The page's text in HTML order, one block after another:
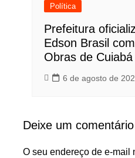
Política
Prefeitura
Edson Brasil
Obras de Cuiabá
6 de agosto de
Deixe um comentário
O seu endereço de e-mail